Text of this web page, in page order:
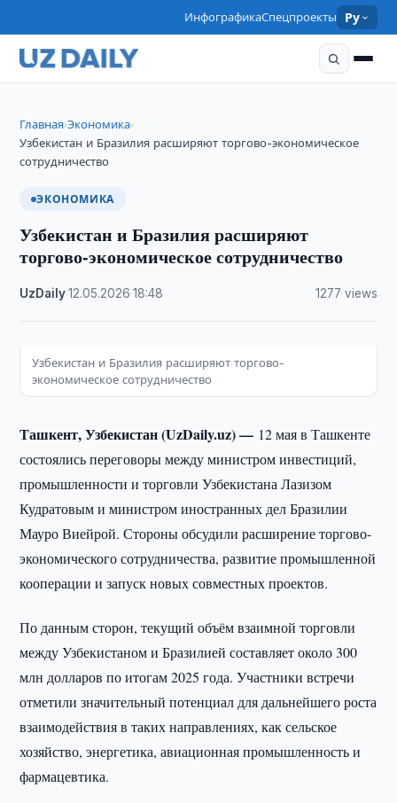
ИнфографикаСпецпроекты Ру
Главная›Экономика›
Узбекистан и Бразилия расширяют торгово-экономическое
сотрудничество
ЭКОНОМИКА
Узбекистан и Бразилия расширяют
торгово-экономическое сотрудничество
UzDaily·12.05.2026 ·18:48 1277 views
Узбекистан и Бразилия расширяют торгово-
экономическое сотрудничество
Ташкент, Узбекистан (UzDaily.uz) — 12 мая в Ташкенте
состоялись переговоры между министром инвестиций,
промышленности и торговли Узбекистана Лазизом
Кудратовым и министром иностранных дел Бразилии
Мауро Виейрой. Стороны обсудили расширение торгово-
экономического сотрудничества, развитие промышленной
кооперации и запуск новых совместных проектов.
По данным сторон, текущий объём взаимной торговли
между Узбекистаном и Бразилией составляет около 300
млн долларов по итогам 2025 года. Участники встречи
отметили значительный потенциал для дальнейшего роста
взаимодействия в таких направлениях, как сельское
хозяйство, энергетика, авиационная промышленность и
фармацевтика.